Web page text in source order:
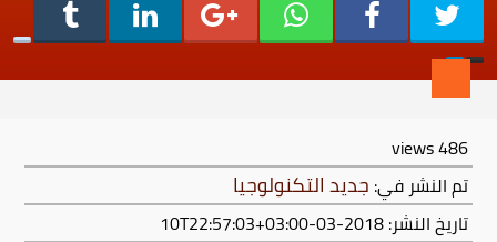
486
views
تم النشر في: جديد التكنولوجيا
تاريخ النشر: 2018-03-10T22:57:03+03:00